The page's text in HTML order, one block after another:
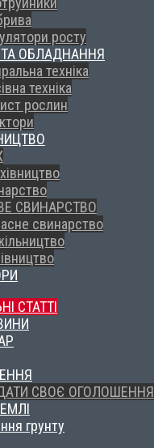
росту
ТА ОБЛАДНАННЯ
техніка
техніка
рослин
СВИНАРСТВО
свинарство
СТАТТІ
СВОЄ ОГОЛОШЕННЯ
грунту